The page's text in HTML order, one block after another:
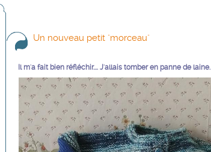
Un nouveau petit "morceau"
Il m'a fait bien réfléchir.... J'allais tomber en panne de laine.